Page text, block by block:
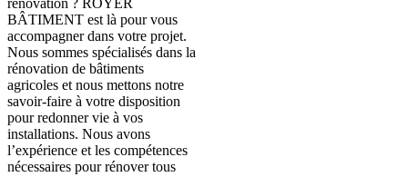
BÂTIMENT est là pour vous
accompagner dans votre projet.
Nous sommes spécialisés dans la
rénovation de bâtiments
agricoles et nous mettons notre
savoir-faire à votre disposition
pour redonner vie à vos
installations. Nous avons
l’expérience et les compétences
nécessaires pour rénover tous